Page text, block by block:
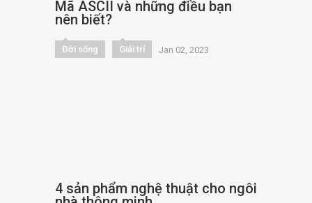
Mã ASCII và những điều bạn
nên biết?
Đời sống Giải trí Jan 02, 2023
4 sản phẩm nghệ thuật cho ngôi